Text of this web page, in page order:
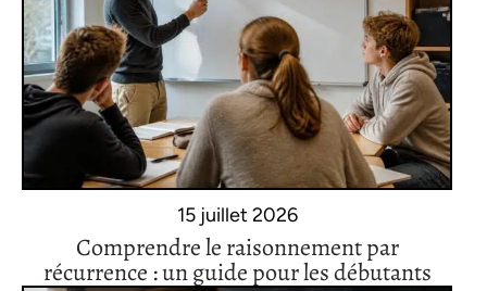
15 juillet 2026
Comprendre le raisonnement par
récurrence : un guide pour les débutants